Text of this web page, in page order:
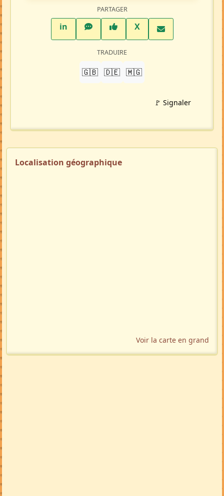
PARTAGER
inLinkedInWhatsAppFacebook
XTwitter X
TRADUIRE
🇬🇧 🇩🇪 🇲🇬
🚩 Signaler
Localisation géographique
Voir la carte en grand